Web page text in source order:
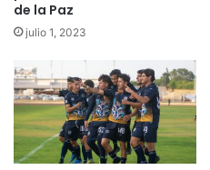
de la Paz
julio 1, 2023